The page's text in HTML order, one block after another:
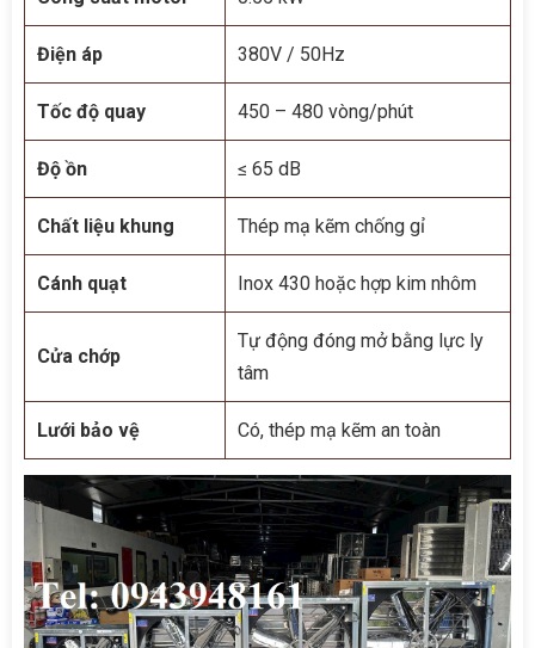
Điện áp 380V / 50Hz
Tốc độ quay 450 – 480 vòng/phút
Độ ồn ≤ 65 dB
Chất liệu khung Thép mạ kẽm chống gỉ
Cánh quạt Inox 430 hoặc hợp kim nhôm
Cửa chớp
Tự động đóng mở bằng lực ly
tâm
Lưới bảo vệ Có, thép mạ kẽm an toàn